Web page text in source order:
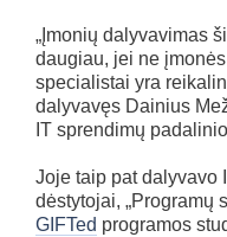
„Įmonių dalyvavimas
daugiau, jei ne
specialistai yra
dalyvavęs Dainius
IT sprendimų
Joje taip pat dalyvavo
dėstytojai, „Programų
GIFTed programos